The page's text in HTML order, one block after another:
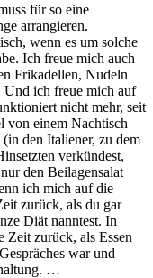
für so eine
arrangieren.
wenn es um solche
Ich freue mich auch
Frikadellen, Nudeln
Und ich freue mich auf
nicht mehr, seit
von einem Nachtisch
den Italiener, zu dem
verkündest,
den Beilagensalat
ich mich auf die
zurück, als du gar
Diät nanntest. In
zurück, als Essen
war und
…